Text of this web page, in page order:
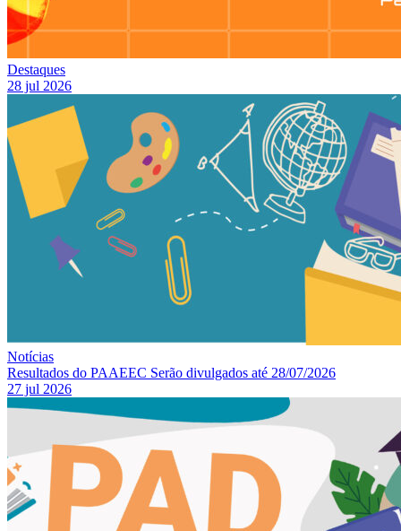
Destaques
28 jul 2026
Notícias
Resultados do PAAEEC Serão divulgados até 28/07/2026
27 jul 2026